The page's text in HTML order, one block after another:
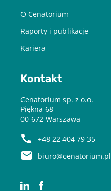
O Cenatorium
Raporty i publikacje
Kariera
Kontakt
Cenatorium sp. z o.o.
Piękna 68
00-672 Warszawa
+48 22 404 79 35
biuro@cenatorium.pl